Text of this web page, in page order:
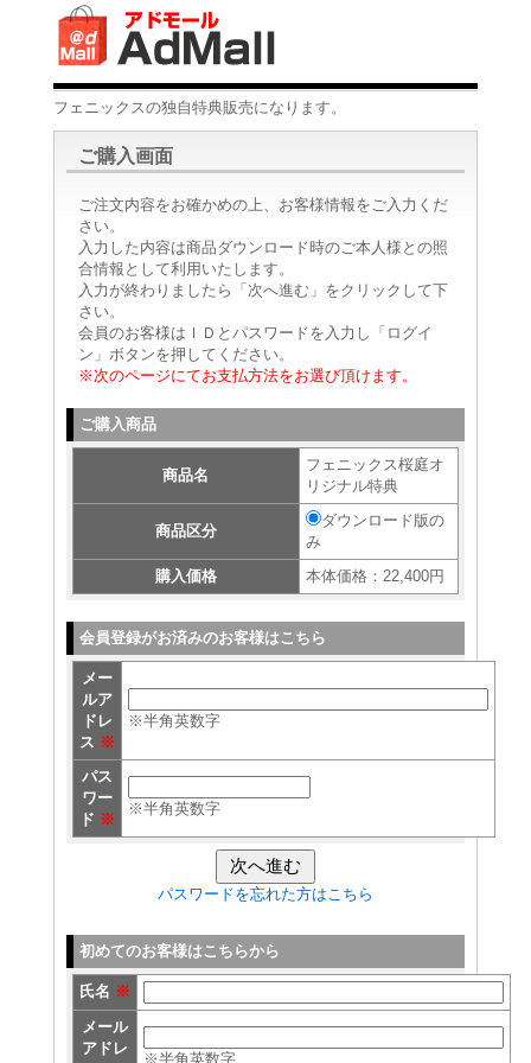
フェニックスの独自特典販売になります。
ご購入画面
ご注文内容をお確かめの上、お客様情報をご入力くだ
さい。
入力した内容は商品ダウンロード時のご本人様との照
合情報として利用いたします。
入力が終わりましたら「次へ進む」をクリックして下
さい。
会員のお客様はＩＤとパスワードを入力し「ログイ
ン」ボタンを押してください。
※次のページにてお支払方法をお選び頂けます。
ご購入商品
商品名
フェニックス桜庭オ
リジナル特典
商品区分
ダウンロード版の
み
購入価格
本体価格：22,400円
会員登録がお済みのお客様はこちら
メー
ルア
ドレ
ス ※
※半角英数字
パス
ワー
ド ※
※半角英数字
パスワードを忘れた方はこちら
初めてのお客様はこちらから
氏名 ※
メール
アドレ
※半角英数字